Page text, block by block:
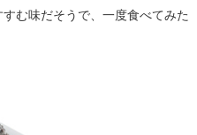
む味だそうで、一度食べてみた